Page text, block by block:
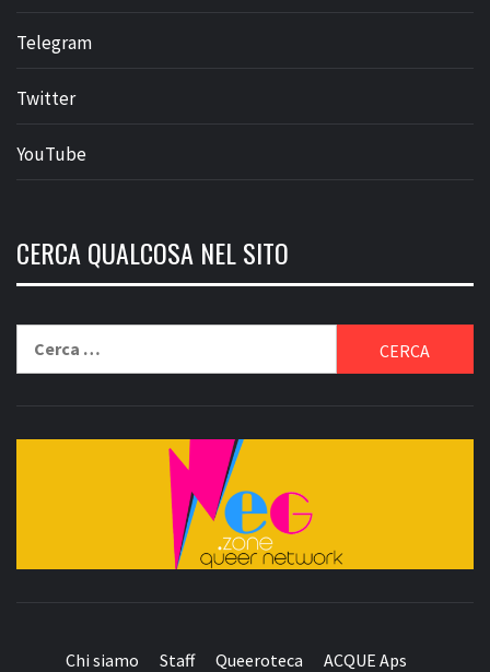
Telegram
Twitter
YouTube
CERCA QUALCOSA NEL SITO
per:
Chi siamo Staff Queeroteca ACQUE Aps